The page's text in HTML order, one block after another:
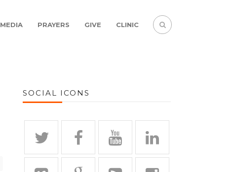
MEDIA PRAYERS GIVE CLINIC
SOCIAL ICONS